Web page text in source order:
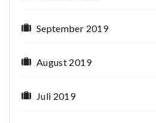
September 2019
August 2019
Juli 2019